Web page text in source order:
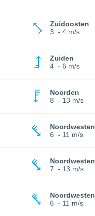
Zuidoosten
3 - 4 m/s
Zuiden
4 - 6 m/s
Noorden
8 - 13 m/s
Noordwesten
6 - 11 m/s
Noordwesten
7 - 13 m/s
Noordwesten
6 - 11 m/s